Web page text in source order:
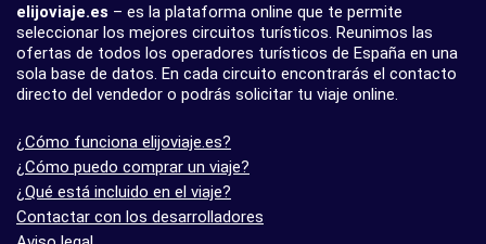
elijoviaje.es – es la plataforma online que te permite
seleccionar los mejores circuitos turísticos. Reunimos las
ofertas de todos los operadores turísticos de España en una
sola base de datos. En cada circuito encontrarás el contacto
directo del vendedor o podrás solicitar tu viaje online.
¿Cómo funciona elijoviaje.es?
¿Cómo puedo comprar un viaje?
¿Qué está incluido en el viaje?
Contactar con los desarrolladores